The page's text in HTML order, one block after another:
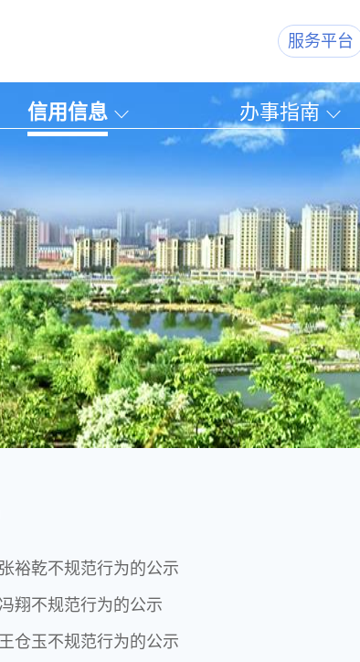
服务平台
信用信息 办事指南
裕乾不规范行为的公示
翔不规范行为的公示
仓玉不规范行为的公示